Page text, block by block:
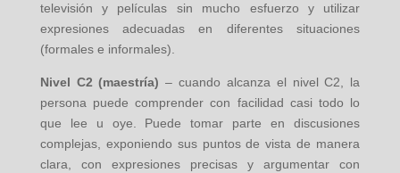
televisión y películas sin mucho esfuerzo y utilizar
expresiones adecuadas en diferentes situaciones
(formales e informales).
Nivel C2 (maestría) – cuando alcanza el nivel C2, la
persona puede comprender con facilidad casi todo lo
que lee u oye. Puede tomar parte en discusiones
complejas, exponiendo sus puntos de vista de manera
clara, con expresiones precisas y argumentar con